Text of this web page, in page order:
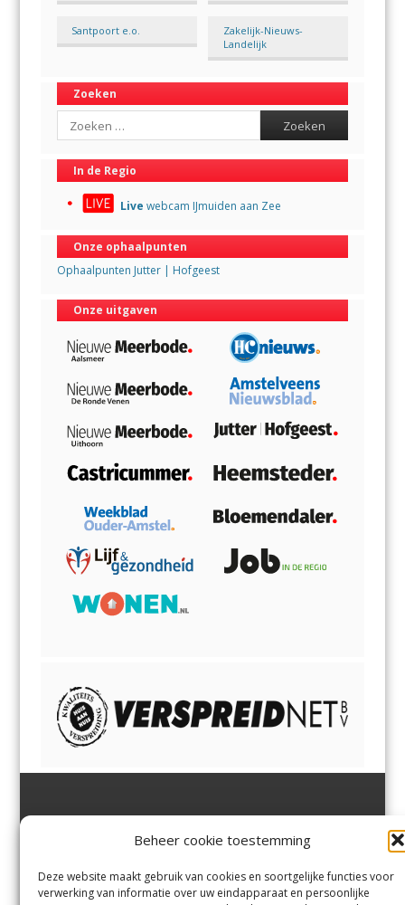
Beheer cookie toestemming
Deze website maakt gebruik van cookies en soortgelijke functies voor
verwerking van informatie over uw eindapparaat en persoonlijke
Santpoort e.o.
Zakelijk-Nieuws-
Landelijk
Zoeken
Search
In de Regio
Live webcam IJmuiden aan Zee
Onze ophaalpunten
Ophaalpunten Jutter | Hofgeest
Onze uitgaven
Margadantstraat 34
0255-533900
info@jutter.nlofinfo@hofgee
Velserbroek,Velsen-Zuid,
Zuid,Driehuisen
Spaarnwoude.